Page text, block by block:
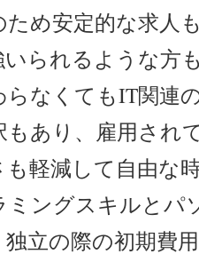
め安定的な求人
られるような方
なくてもIT関連
あり、雇用され
軽減して自由な
ングスキルとパ
立の際の初期費